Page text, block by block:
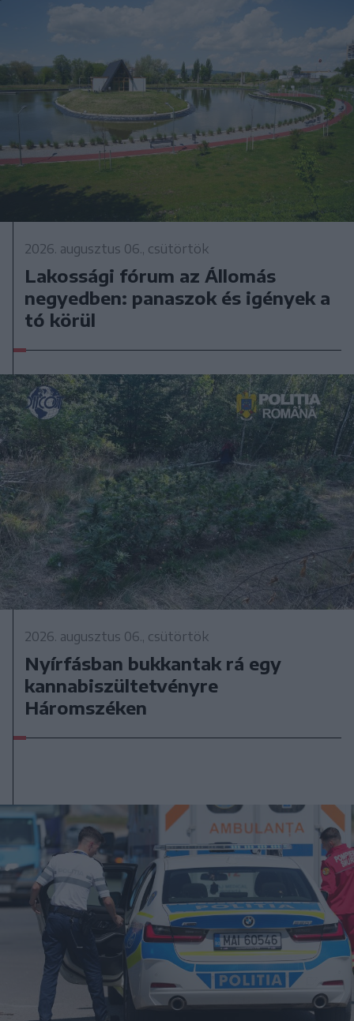
2026. augusztus 06., csütörtök
Lakossági fórum az Állomás
negyedben: panaszok és igények a
tó körül
2026. augusztus 06., csütörtök
Nyírfásban bukkantak rá egy
kannabiszültetvényre
Háromszéken